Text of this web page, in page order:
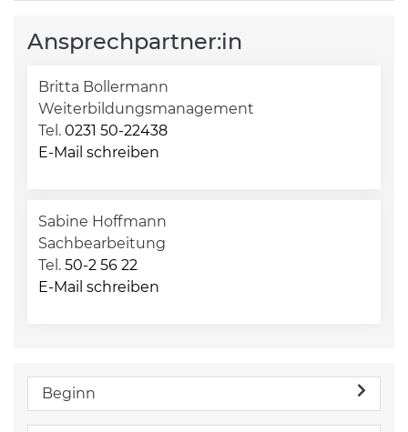
Ansprechpartner:in
Britta Bollermann
Weiterbildungsmanagement
Tel. 0231 50-22438
E-Mail schreiben
Sabine Hoffmann
Sachbearbeitung
Tel. 50-2 56 22
E-Mail schreiben
Beginn